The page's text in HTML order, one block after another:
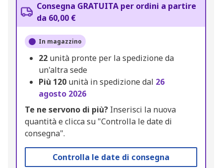
Consegna GRATUITA per ordini a partire
da 60,00 €
In magazzino
22 unità pronte per la spedizione da
un'altra sede
Più 120 unità in spedizione dal 26
agosto 2026
Te ne servono di più? Inserisci la nuova
quantità e clicca su "Controlla le date di
consegna".
Controlla le date di consegna